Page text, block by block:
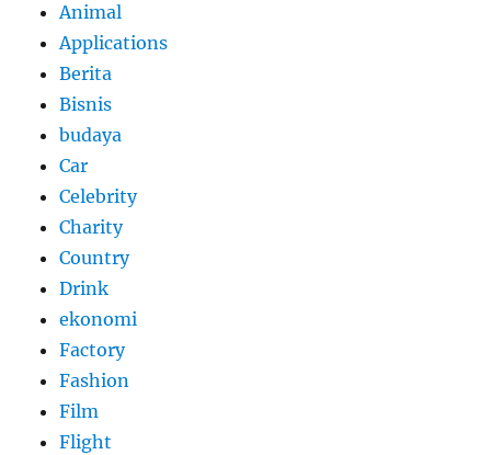
Animal
Applications
Berita
Bisnis
budaya
Car
Celebrity
Charity
Country
Drink
ekonomi
Factory
Fashion
Film
Flight